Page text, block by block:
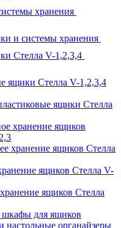
хранения
и системы хранения
Стелла V-1,2,3,4
ящики Стелла V-1,2,3,4
ящики Стелла
хранение ящиков
хранение ящиков Стелла
ящиков Стелла V-
ящиков Стелла
для ящиков
настольные органайзеры